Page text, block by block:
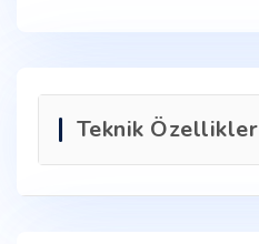
Teknik Özellikler